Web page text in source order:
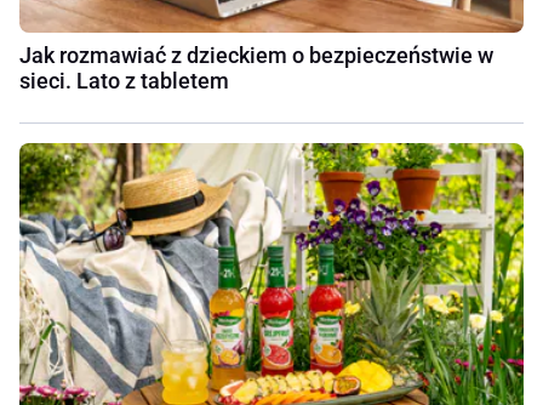
Jak rozmawiać z dzieckiem o bezpieczeństwie w
sieci. Lato z tabletem